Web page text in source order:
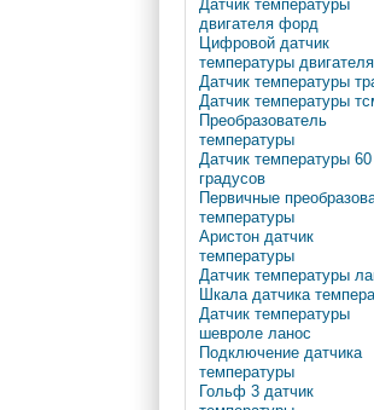
Датчик температуры
двигателя форд
Цифровой датчик
температуры двигателя
Датчик температуры
Датчик температуры
Преобразователь
температуры
Датчик температуры 60
градусов
Первичные
температуры
Аристон датчик
температуры
Датчик температуры
Шкала датчика
Датчик температуры
шевроле ланос
Подключение датчика
температуры
Гольф 3 датчик